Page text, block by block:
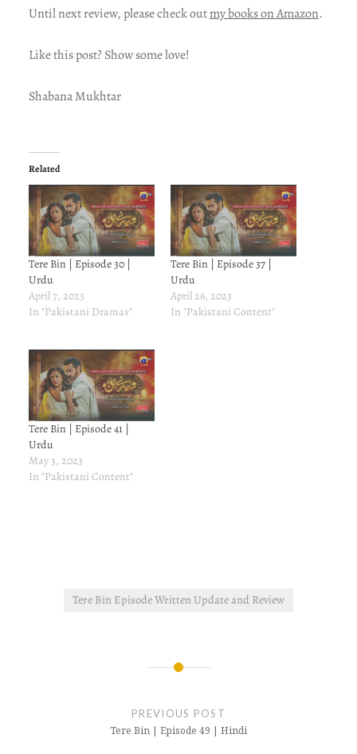
Until next review, please check outmy books on Amazon.
Like this post? Show some love!
Shabana Mukhtar
Related
Tere Bin | Episode 30 |
Urdu
April 7, 2023
In "Pakistani Dramas"
Tere Bin | Episode 37 |
Urdu
April 26, 2023
In "Pakistani Content"
Tere Bin | Episode 41 |
Urdu
May 3, 2023
In "Pakistani Content"
Tere Bin Episode Written Update and Review
PREVIOUS POST
Tere Bin | Episode 49 | Hindi